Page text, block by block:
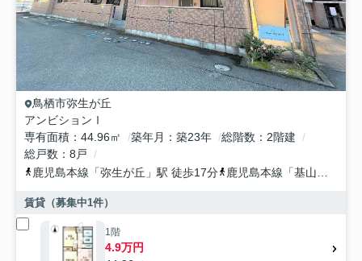
鳥栖市弥生が丘
アンビションⅠ
専有面積
44.96㎡ 築年月 築23年 総階数
2階建
総戸数
8戸
鹿児島本線 「弥生が丘 」駅 徒歩17分 鹿児島本線 「基山」駅 徒
賃貸（募集中1件）
1階
4.9万円